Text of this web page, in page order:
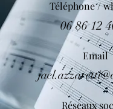
Téléphone /
06 86 12
Email
Réseaux